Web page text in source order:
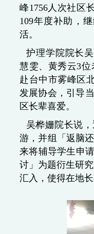
峰1756人次社区
109年度补助，
活。
护理学院院长
慧雯、黄秀云3位
赴台中市雾峰区
发展协会，引导
区长辈喜爱。
吴桦姗院长说
游，并组「返脑
来将辅导学生申
讨」为题衍生研
汇入，使得在地